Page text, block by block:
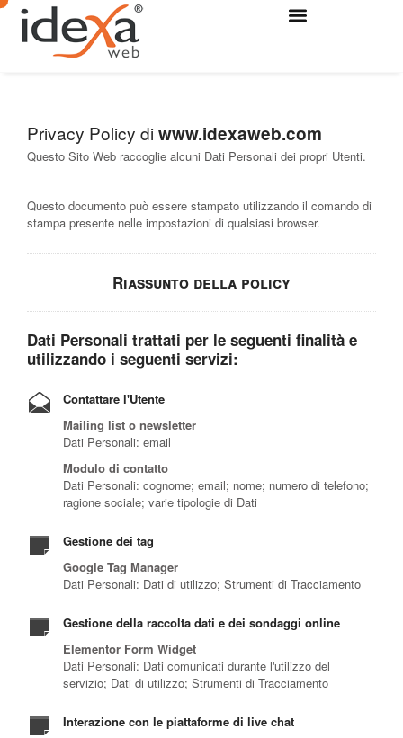
Privacy Policy di www.idexaweb.com
Questo Sito Web raccoglie alcuni Dati Personali dei propri Utenti.
Questo documento può essere stampato utilizzando il comando di
stampa presente nelle impostazioni di qualsiasi browser.
Riassunto della policy
Dati Personali trattati per le seguenti finalità e
utilizzando i seguenti servizi:
Contattare l'Utente
Mailing list o newsletter
Dati Personali: email
Modulo di contatto
Dati Personali: cognome; email; nome; numero di telefono;
ragione sociale; varie tipologie di Dati
Gestione dei tag
Google Tag Manager
Dati Personali: Dati di utilizzo; Strumenti di Tracciamento
Gestione della raccolta dati e dei sondaggi online
Elementor Form Widget
Dati Personali: Dati comunicati durante l'utilizzo del
servizio; Dati di utilizzo; Strumenti di Tracciamento
Interazione con le piattaforme di live chat